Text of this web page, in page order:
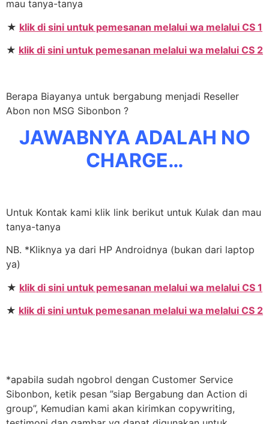
mau tanya-tanya
★ klik di sini untuk pemesanan melalui wa melalui CS 1
★ klik di sini untuk pemesanan melalui wa melalui CS 2
Berapa Biayanya untuk bergabung menjadi Reseller
Abon non MSG Sibonbon ?
JAWABNYA ADALAH NO
CHARGE…
Untuk Kontak kami klik link berikut untuk Kulak dan mau
tanya-tanya
NB. *Kliknya ya dari HP Androidnya (bukan dari laptop
ya)
★ klik di sini untuk pemesanan melalui wa melalui CS 1
★ klik di sini untuk pemesanan melalui wa melalui CS 2
*apabila sudah ngobrol dengan Customer Service
Sibonbon, ketik pesan ”siap Bergabung dan Action di
group”, Kemudian kami akan kirimkan copywriting,